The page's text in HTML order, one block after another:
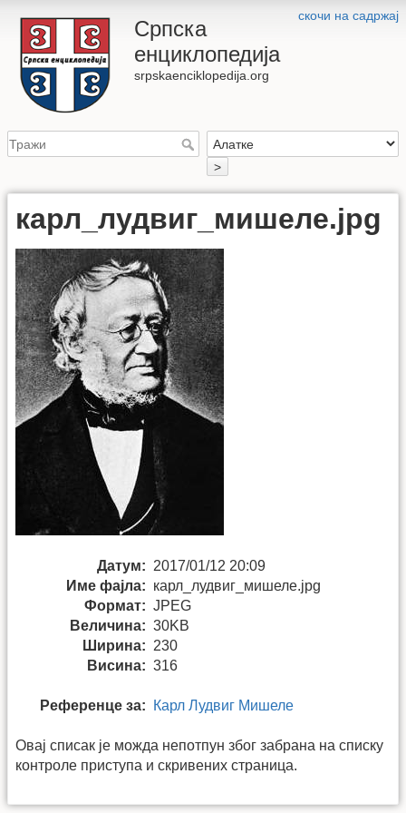
скочи на садржај
Српска
енциклопедија
srpskaenciklopedija.org
>
карл_лудвиг_мишеле.jpg
Датум: 2017/01/12 20:09
Име фајла: карл_лудвиг_мишеле.jpg
Формат: JPEG
Величина: 30KB
Ширина: 230
Висина: 316
Референце за: Карл Лудвиг Мишеле
Овај списак је можда непотпун због забрана на списку
контроле приступа и скривених страница.